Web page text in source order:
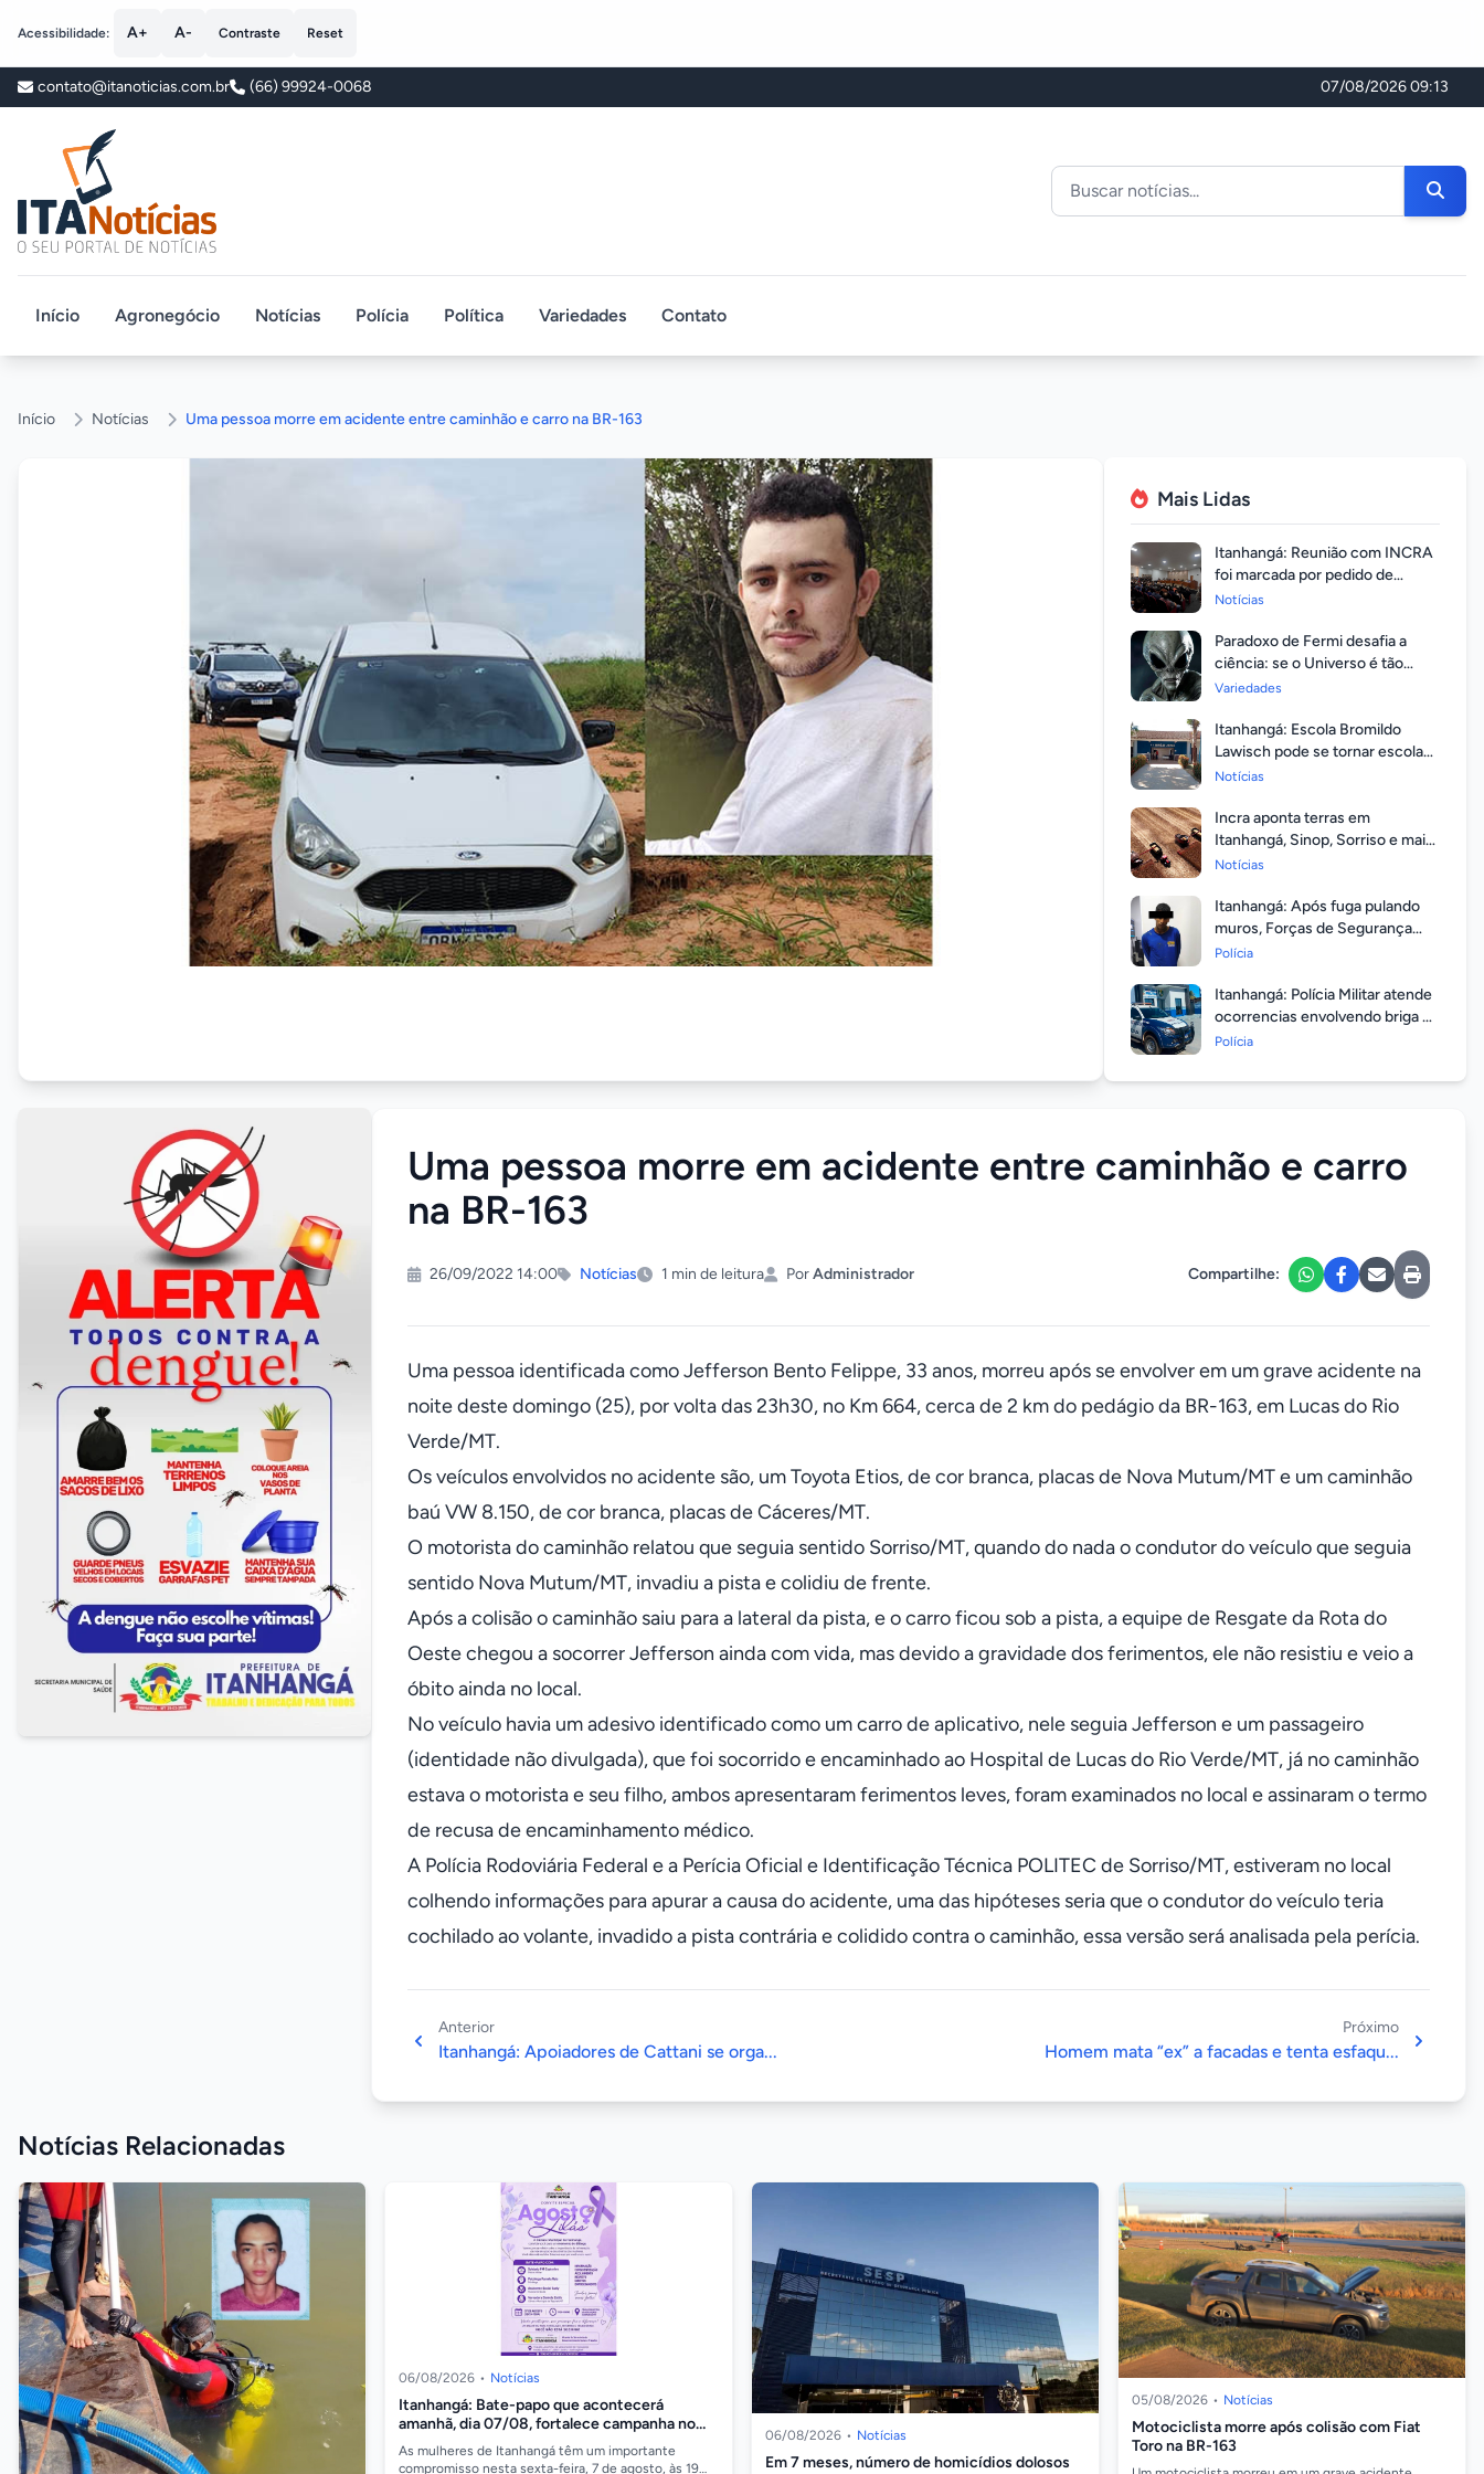
Acessibilidade: A+ A- Contraste Reset
contato@itanoticias.com.br (66) 99924-0068 07/08/2026 09:13
ITA Notícias
Buscar noticias
Início Agronegócio Notícias Polícia Política Variedades Contato
Início Notícias Uma pessoa morre em acidente entre caminhão e carro na BR-163
Mais Lidas
Itanhangá: Reunião com INCRA
foi marcada por pedido de
regularização pela população
Notícias
Paradoxo de Fermi desafia a
ciência: se o Universo é tão
vasto, por que ninguém
Variedades
Itanhangá: Escola Bromildo
Lawisch pode se tornar escola
cívico-militar
Notícias
Incra aponta terras em
Itanhangá, Sinop, Sorriso e mais
14 entre as com maior
Notícias
Itanhangá: Após fuga pulando
muros, Forças de Segurança
prendem homem com mandato
Polícia
Itanhangá: Polícia Militar atende
ocorrencias envolvendo briga de
casais durante feriado
Polícia
Uma pessoa morre em acidente entre caminhão e carro
na BR-163
26/09/2022 14:00 Notícias 1 min de leitura PorAdministrador Compartilhe:
Uma pessoa identificada como Jefferson Bento Felippe, 33 anos, morreu após se envolver em um grave acidente na
noite deste domingo (25), por volta das 23h30, no Km 664, cerca de 2 km do pedágio da BR-163, em Lucas do Rio
Verde/MT.
Os veículos envolvidos no acidente são, um Toyota Etios, de cor branca, placas de Nova Mutum/MT e um caminhão
baú VW 8.150, de cor branca, placas de Cáceres/MT.
O motorista do caminhão relatou que seguia sentido Sorriso/MT, quando do nada o condutor do veículo que seguia
sentido Nova Mutum/MT, invadiu a pista e colidiu de frente.
Após a colisão o caminhão saiu para a lateral da pista, e o carro ficou sob a pista, a equipe de Resgate da Rota do
Oeste chegou a socorrer Jefferson ainda com vida, mas devido a gravidade dos ferimentos, ele não resistiu e veio a
óbito ainda no local.
No veículo havia um adesivo identificado como um carro de aplicativo, nele seguia Jefferson e um passageiro
(identidade não divulgada), que foi socorrido e encaminhado ao Hospital de Lucas do Rio Verde/MT, já no caminhão
estava o motorista e seu filho, ambos apresentaram ferimentos leves, foram examinados no local e assinaram o termo
de recusa de encaminhamento médico.
A Polícia Rodoviária Federal e a Perícia Oficial e Identificação Técnica POLITEC de Sorriso/MT, estiveram no local
colhendo informações para apurar a causa do acidente, uma das hipóteses seria que o condutor do veículo teria
cochilado ao volante, invadido a pista contrária e colidido contra o caminhão, essa versão será analisada pela perícia.
Anterior
Itanhangá: Apoiadores de Cattani se orga...
Próximo
Homem mata “ex” a facadas e tenta esfaqu...
Notícias Relacionadas
06/08/2026 • Notícias
Itanhangá: Bate-papo que acontecerá
amanhã, dia 07/08, fortalece campanha no
combate a violência contra a mulher
As mulheres de Itanhangá têm um importante
compromisso nesta sexta-feira, 7 de agosto, às 19
06/08/2026 • Notícias
Em 7 meses, número de homicídios dolosos
05/08/2026 • Notícias
Motociclista morre após colisão com Fiat
Toro na BR-163